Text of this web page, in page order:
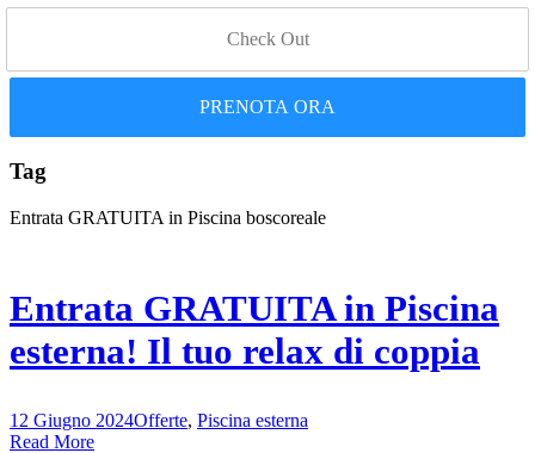
PRENOTA ORA
Tag
Entrata GRATUITA in Piscina boscoreale
Entrata GRATUITA in Piscina
esterna! Il tuo relax di coppia
12 Giugno 2024Offerte, Piscina esterna
Read More